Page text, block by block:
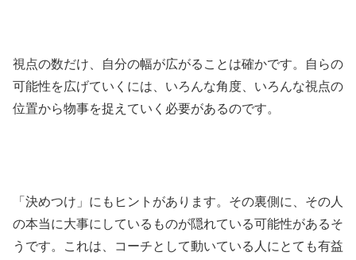
視点の数だけ、自分の幅が広がることは確かです。自らの
可能性を広げていくには、いろんな角度、いろんな視点の
位置から物事を捉えていく必要があるのです。
「決めつけ」にもヒントがあります。その裏側に、その人
の本当に大事にしているものが隠れている可能性があるそ
うです。これは、コーチとして動いている人にとても有益